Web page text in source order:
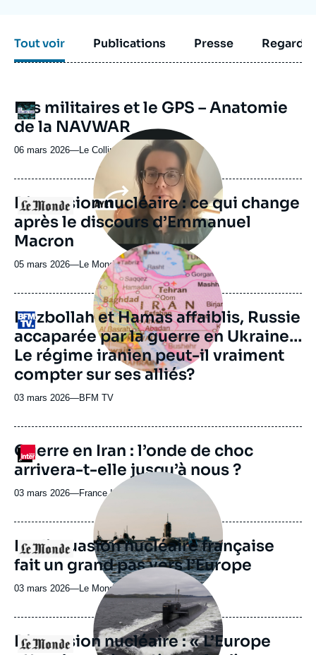
Tout voir Publications Presse
Logo
URL
de
Spotify
Les militaires et le GPS – Anatomie
de la NAVWAR
06 mars 2026—Nom
journal,
ou
émission
Le Collimateur
Logo
Image
principale
médiatique
Dissuasion nucléaire : ce qui change
après le discours d’Emmanuel
Macron
05 mars 2026—Nom
journal,
revue
ou
émission
Le Monde
Logo
Image
principale
médiatique
Hezbollah et Hamas affaiblis, Russie
accaparée par la guerre en Ukraine…
Le régime iranien peut-il vraiment
compter sur ses alliés?
03 mars 2026—Nom
journal,
ou
émission
BFM TV
Logo
Guerre en Iran : l’onde de choc
arrivera-t-elle jusqu’à nous ?
03 mars 2026—Nom
journal,
revue
ou
émission
France Inter
Logo
Image
principale
médiatique
La dissuasion nucléaire française
fait un grand pas vers l’Europe
03 mars 2026—Nom
journal,
revue
ou
Le Monde
Logo
Image
principale
médiatique
Dissuasion nucléaire : « L’Europe